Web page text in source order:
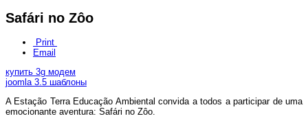
Safári no Zôo
Print
Email
купить 3g модем
joomla 3.5 шаблоны
A Estação Terra Educação Ambiental convida a todos a participar de uma
emocionante aventura: Safári no Zôo.